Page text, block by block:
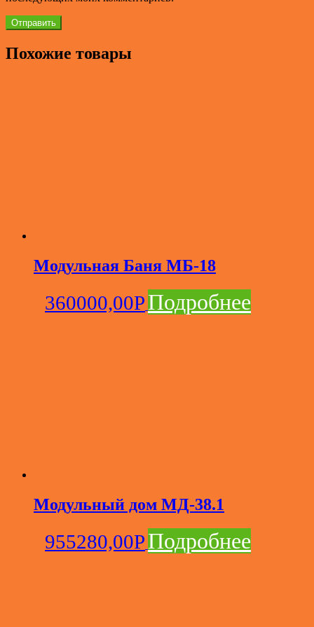
Похожие товары
Модульная Баня МБ-18
360000,00РПодробнее
Модульный дом МД-38.1
955280,00РПодробнее